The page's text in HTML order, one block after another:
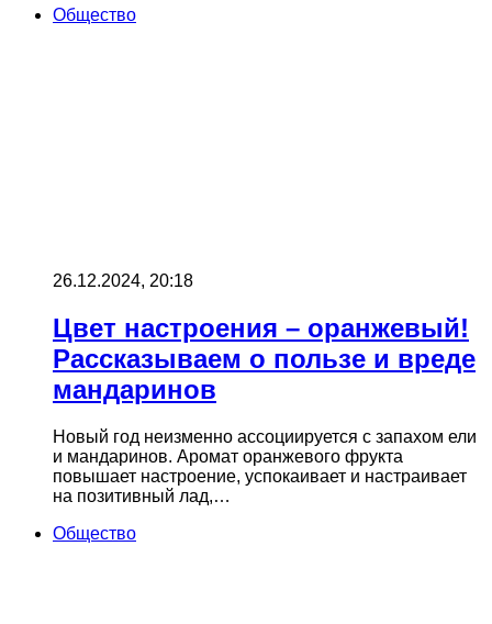
Общество
26.12.2024, 20:18
Цвет настроения – оранжевый!
Рассказываем о пользе и вреде
мандаринов
Новый год неизменно ассоциируется с запахом ели
и мандаринов. Аромат оранжевого фрукта
повышает настроение, успокаивает и настраивает
на позитивный лад,…
Общество